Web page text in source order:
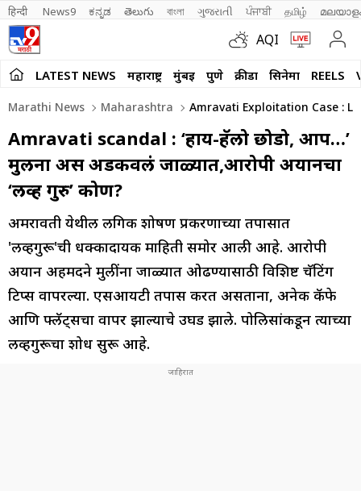
हिन्दी News9 ಕನ್ನಡ తెలుగు বাংলা ગુજરાતી ਪੰਜਾਬੀ தமிழ்
AQI
LATEST NEWS महाराष्ट्र मुंबई पुणे क्रीडा सिनेमा REELS
Marathi News Maharashtra Amravati Exploitation Case :
Amravati scandal : ‘हाय-हॅलो छोडो, आप…’
मुलींना अस अडकवलं जाळ्यात,आरोपी अयानचा
‘लव्ह गुरु’ कोण?
अमरावती येथील लैंगिक शोषण प्रकरणाच्या तपासात
'लव्हगुरू'ची धक्कादायक माहिती समोर आली आहे. आरोपी
अयान अहमदने मुलींना जाळ्यात ओढण्यासाठी विशिष्ट चॅटिंग
टिप्स वापरल्या. एसआयटी तपास करत असताना, अनेक कॅफे
आणि फ्लॅट्सचा वापर झाल्याचे उघड झाले. पोलिसांकडून त्याच्या
लव्हगुरूचा शोध सुरू आहे.